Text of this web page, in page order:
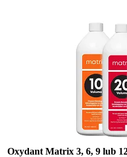
Oxydant Matrix 3, 6, 9 lub